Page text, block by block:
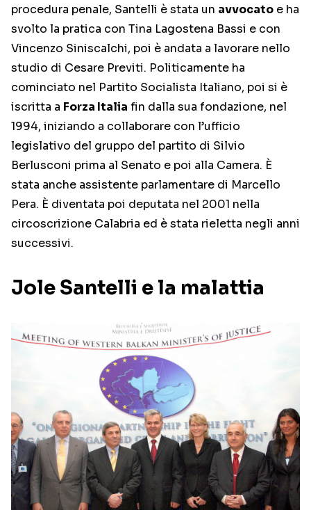
procedura penale, Santelli è stata un avvocato e ha
svolto la pratica con Tina Lagostena Bassi e con
Vincenzo Siniscalchi, poi è andata a lavorare nello
studio di Cesare Previti. Politicamente ha
cominciato nel Partito Socialista Italiano, poi si è
iscritta a Forza Italia fin dalla sua fondazione, nel
1994, iniziando a collaborare con l’ufficio
legislativo del gruppo del partito di Silvio
Berlusconi prima al Senato e poi alla Camera. È
stata anche assistente parlamentare di Marcello
Pera. È diventata poi deputata nel 2001 nella
circoscrizione Calabria ed è stata rieletta negli anni
successivi.
Jole Santelli e la malattia